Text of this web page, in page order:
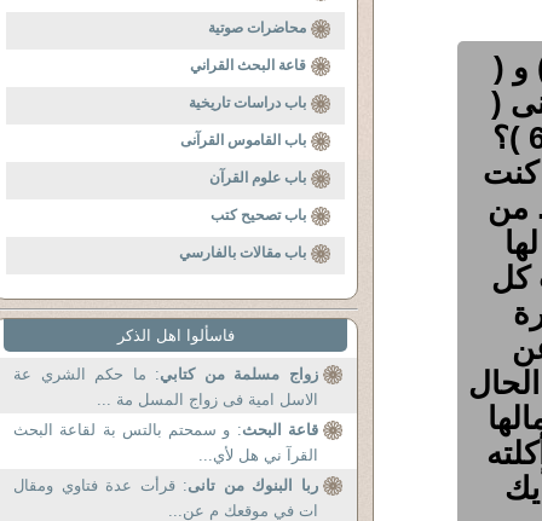
و (
(
وَاسْتَفْزِزْ مَنْ اسْتَطَعْتَ مِنْهُمْ ) الاسراء 65 )؟
كنت
. من
كل
محاضرات صوتية
قاعة البحث القراني
باب دراسات تاريخية
باب القاموس القرآنى
باب علوم القرآن
باب تصحيح كتب
باب مقالات بالفارسي
فاسألوا اهل الذكر
زواج مسلمة من كتابي: ما حكم الشري عة
الاسل امية فى زواج المسل مة ...
قاعة البحث: و سمحتم بالتس بة لقاعة البحث
القرآ ني هل لأي...
ربا البنوك من تانى: قرأت عدة فتاوي ومقال
ات في موقعك م عن...